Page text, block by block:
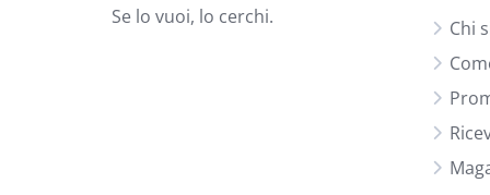
Se lo vuoi, lo cerchi.
Chi